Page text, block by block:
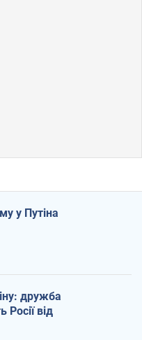
у Путіна
дружба
від